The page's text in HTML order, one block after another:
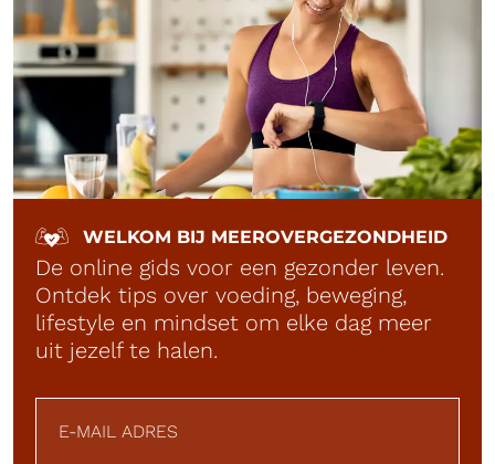
WELKOM BIJ MEEROVERGEZONDHEID
De online gids voor een gezonder leven.
Ontdek tips over voeding, beweging,
lifestyle en mindset om elke dag meer
uit jezelf te halen.